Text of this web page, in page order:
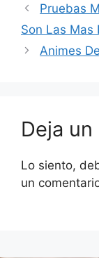
Pruebas
Son Las Mas
Animes
Deja
Lo siento,
un